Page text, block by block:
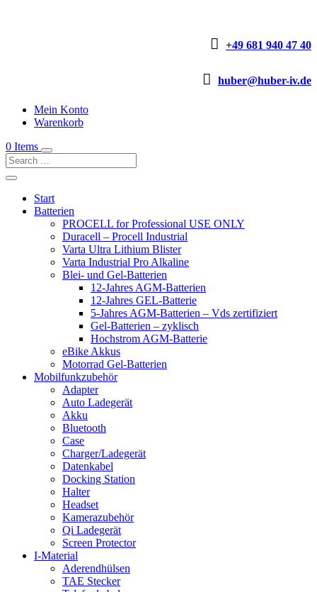
 +49 681 940 47 40
 huber@huber-iv.de
Mein Konto
Warenkorb
0 Items
Start
Batterien
PROCELL for Professional USE ONLY
Duracell – Procell Industrial
Varta Ultra Lithium Blister
Varta Industrial Pro Alkaline
Blei- und Gel-Batterien
12-Jahres AGM-Batterien
12-Jahres GEL-Batterie
5-Jahres AGM-Batterien – Vds zertifiziert
Gel-Batterien – zyklisch
Hochstrom AGM-Batterie
eBike Akkus
Motorrad Gel-Batterien
Mobilfunkzubehör
Adapter
Auto Ladegerät
Akku
Bluetooth
Case
Charger/Ladegerät
Datenkabel
Docking Station
Halter
Headset
Kamerazubehör
Qi Ladegerät
Screen Protector
I-Material
Aderendhülsen
TAE Stecker